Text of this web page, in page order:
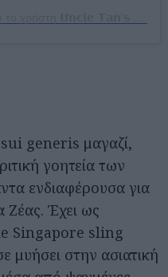
generis μαγαζί,
γοητεία των
ενδιαφέρουσα για
Έχει ως
Singapore sling
μυήσει στην ασιατική